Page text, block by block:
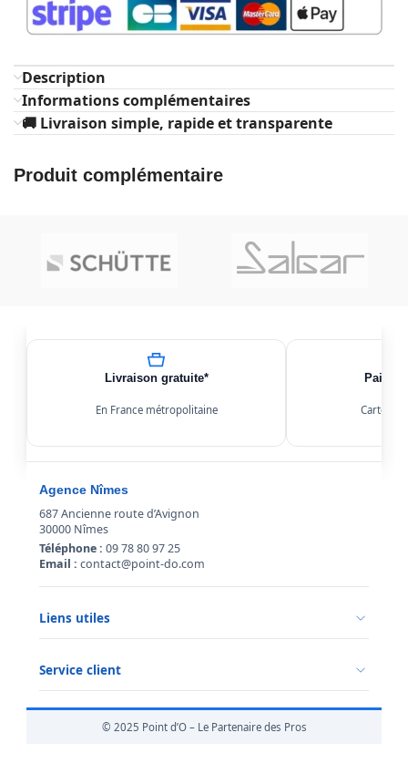
Description
Informations complémentaires
🚚 Livraison simple, rapide et transparente
Produit complémentaire
Livraison gratuite*
En France métropolitaine Carte,
Agence Nîmes
687 Ancienne route d’Avignon
30000 Nîmes
Téléphone : 09 78 80 97 25
Email : contact@point-do.com
Liens utiles
Conditions générales de vente
Mentions légales
Service client
Informations livraison© 2025 Point d’O – Le Partenaire des Pros